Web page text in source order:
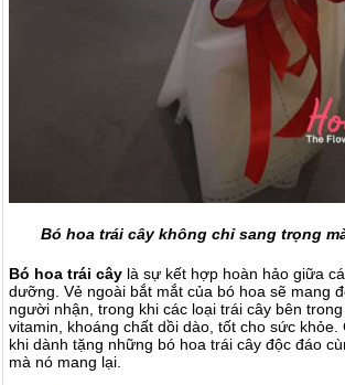
Bó hoa trái cây không chỉ sang trọng
Bó hoa trái cây là sự kết hợp hoàn hảo giữa
dưỡng. Vẻ ngoài bắt mắt của bó hoa sẽ mang
người nhận, trong khi các loại trái cây bên
vitamin, khoáng chất dồi dào, tốt cho sức
khi dành tặng những bó hoa trái cây độc đáo
mà nó mang lại.